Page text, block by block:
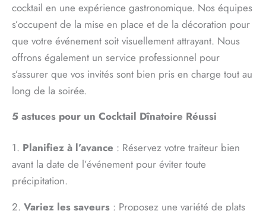
cocktail en une expérience gastronomique. Nos équipes
s’occupent de la mise en place et de la décoration pour
que votre événement soit visuellement attrayant. Nous
offrons également un service professionnel pour
s’assurer que vos invités sont bien pris en charge tout au
long de la soirée.
5 astuces pour un Cocktail Dînatoire Réussi
1. Planifiez à l’avance : Réservez votre traiteur bien
avant la date de l’événement pour éviter toute
précipitation.
2. Variez les saveurs : Proposez une variété de plats